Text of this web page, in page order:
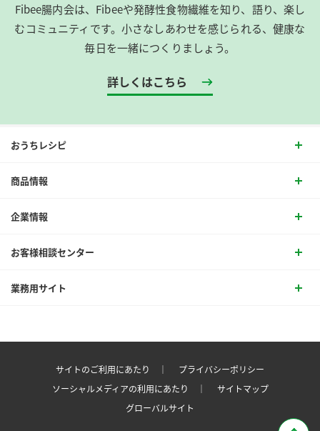
Fibee腸内会は、​Fibeeや発酵性食物繊維を知り、語り、楽し
むコミュニティです。​小さなしあわせを感じられる、健康な
毎日を一緒につくりましょう。
詳しくはこちら
おうちレシピ
商品情報
企業情報
お客様相談センター
業務用サイト
サイトのご利用にあたり ｜
プライバシーポリシー
ソーシャルメディアの利用にあたり ｜
サイトマップ
グローバルサイト